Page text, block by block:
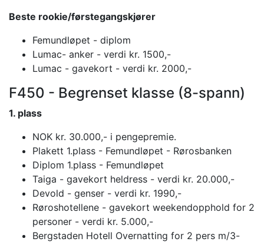
Beste rookie/førstegangskjører
Femundløpet - diplom
Lumac- anker - verdi kr. 1500,-
Lumac - gavekort - verdi kr. 2000,-
F450 - Begrenset klasse (8-spann)
1. plass
NOK kr. 30.000,- i pengepremie.
Plakett 1.plass - Femundløpet - Rørosbanken
Diplom 1.plass - Femundløpet
Taiga - gavekort heldress - verdi kr. 20.000,-
Devold - genser - verdi kr. 1990,-
Røroshotellene - gavekort weekendopphold for 2
personer - verdi kr. 5.000,-
Bergstaden Hotell Overnatting for 2 pers m/3-